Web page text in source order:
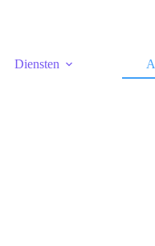
Diensten